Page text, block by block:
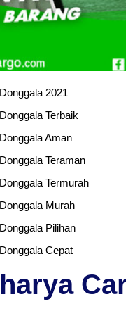
2021
Terbaik
Aman
Teraman
Termurah
Murah
Pilihan
Cepat